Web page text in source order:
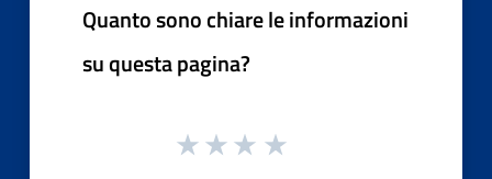
Quanto sono chiare le informazioni
su questa pagina?